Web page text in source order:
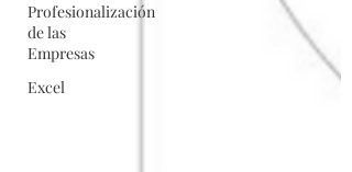
Profesionalización
de las
Empresas
Excel